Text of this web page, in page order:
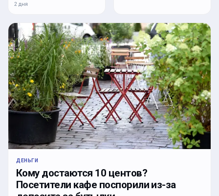
2 дня
ДЕНЬГИ
Кому достаются 10 центов?
Посетители кафе поспорили из-за